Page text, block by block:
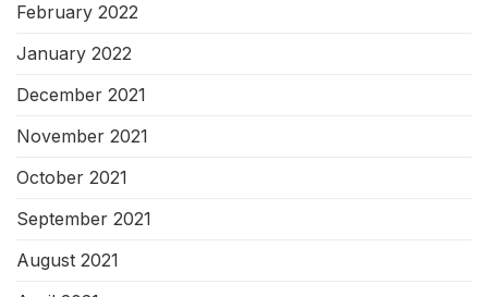
February 2022
January 2022
December 2021
November 2021
October 2021
September 2021
August 2021